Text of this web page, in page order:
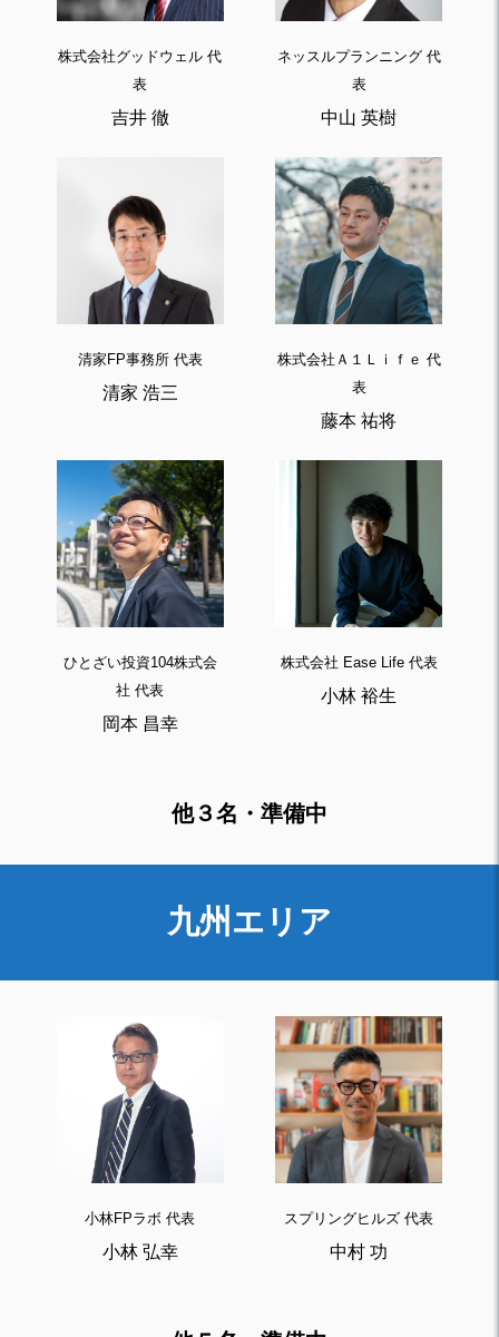
株式会社グッドウェル 代
表
吉井 徹
ネッスルプランニング 代
表
中山 英樹
清家FP事務所 代表
清家 浩三
株式会社Ａ１Ｌｉｆｅ 代
表
藤本 祐将
ひとざい投資104株式会
社 代表
岡本 昌幸
株式会社 Ease Life 代表
小林 裕生
他３名・準備中
九州エリア
小林FPラボ 代表
小林 弘幸
スプリングヒルズ 代表
中村 功